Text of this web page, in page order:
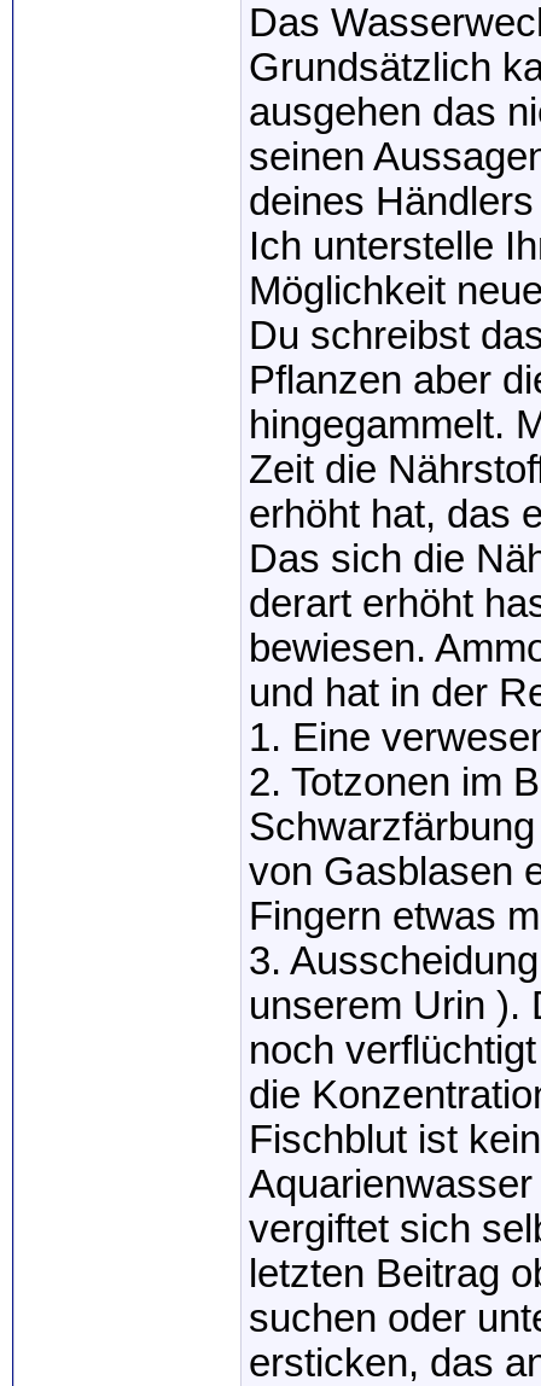
Das
Grundsätzlich
ausgehen das
seinen
deines
Ich unterstelle
Möglichkeit
Du schreibst
Pflanzen aber
hingegammelt.
Zeit die
erhöht hat, das
Das sich die
derart erhöht
bewiesen.
und hat in der
1. Eine
2. Totzonen im
von Gasblasen
Fingern etwas
3.
unserem Urin ).
noch
die
Fischblut ist
vergiftet sich
letzten Beitrag
suchen oder
ersticken, das